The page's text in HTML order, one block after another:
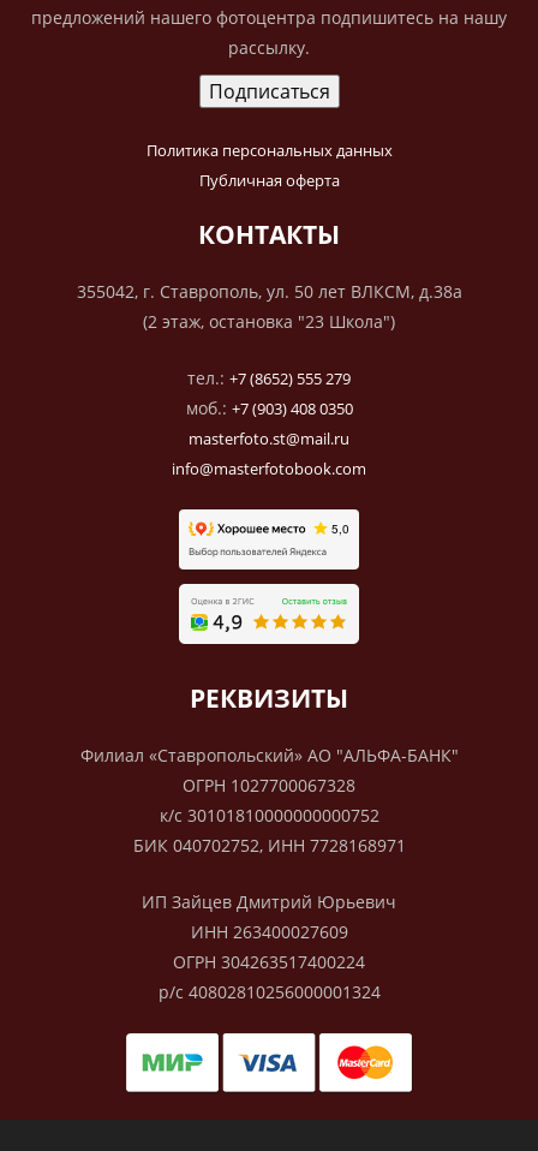
предложений нашего фотоцентра подпишитесь на нашу
рассылку.
Политика персональных данных
Публичная оферта
КОНТАКТЫ
355042, г. Ставрополь, ул. 50 лет ВЛКСМ, д.38а
(2 этаж, остановка "23 Школа")
тел.: +7 (8652) 555 279
моб.: +7 (903) 408 0350
masterfoto.st@mail.ru
info@masterfotobook.com
РЕКВИЗИТЫ
Филиал «Ставропольский» АО "АЛЬФА-БАНК"
ОГРН 1027700067328
к/с 30101810000000000752
БИК 040702752, ИНН 7728168971
ИП Зайцев Дмитрий Юрьевич
ИНН 263400027609
ОГРН 304263517400224
р/с 40802810256000001324